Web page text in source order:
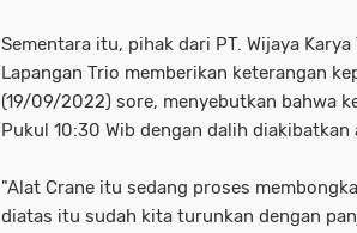
Sementara itu, pihak dari PT. Wijaya
Lapangan Trio memberikan keterangan
(19/09/2022) sore, menyebutkan bahwa
Pukul 10:30 Wib dengan dalih
"Alat Crane itu sedang proses
diatas itu sudah kita turunkan dengan